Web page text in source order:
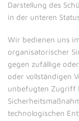
Darstellung des
in der unteren
Wir bedienen uns
organisatorischer
gegen zufällige
oder vollständigen
unbefugten Zugriff
technologischen